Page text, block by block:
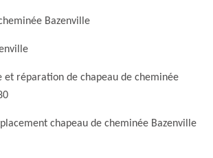
Bazenville
et réparation de chapeau de cheminée
chapeau de cheminée Bazenville